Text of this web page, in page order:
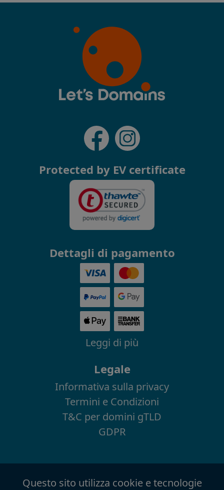
Protected by EV certificate
Dettagli di pagamento
Leggi di più
Legale
Informativa sulla privacy
Termini e Condizioni
T&C per domini gTLD
GDPR
Questo sito utilizza cookie e tecnologie